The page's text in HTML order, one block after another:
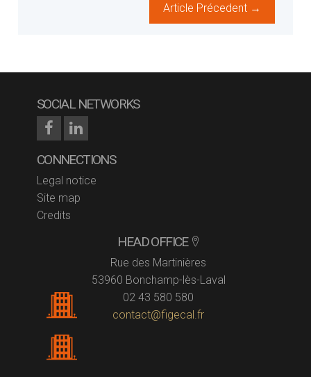
Article Précedent →
SOCIAL NETWORKS
CONNECTIONS
Legal notice
Site map
Credits
HEAD OFFICE
Rue des Martinières
53960 Bonchamp-lès-Laval
02 43 580 580
contact@figecal.fr